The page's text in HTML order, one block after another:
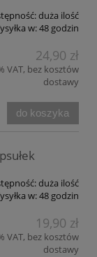
duża ilość
w:48 godzin
24,90 zł
VAT, bez kosztów
dostawy
do koszyka
duża ilość
w:48 godzin
19,90 zł
VAT, bez kosztów
dostawy